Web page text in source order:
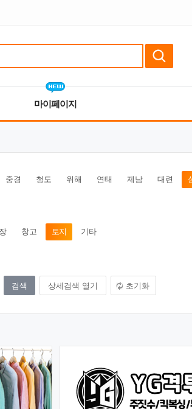
마이페이지
중경 청도 위해 연태 제남 대련
창고 토지 기타
상세검색 열기 초기화